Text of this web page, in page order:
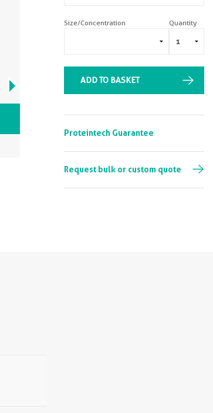
VIEW ALL IMAGES (9)
Size/Concentration Quantity
ADD TO BASKET
Proteintech Guarantee
Request bulk or custom quote